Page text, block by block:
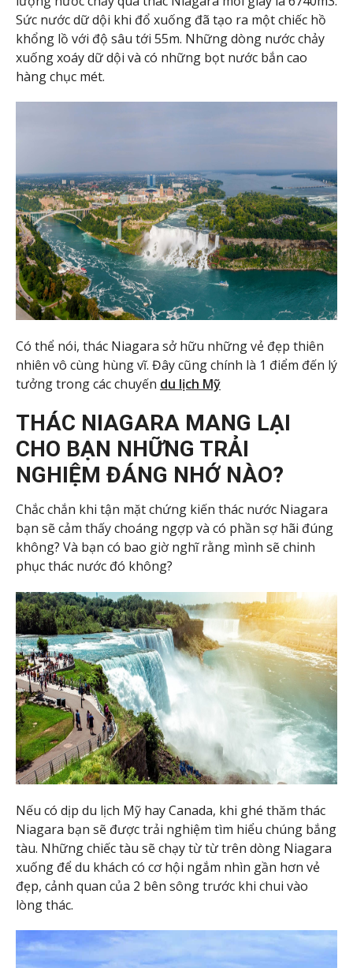
Sức nước dữ dội khi đổ xuống đã tạo ra một chiếc hồ
khổng lồ với độ sâu tới 55m. Những dòng nước chảy
xuống xoáy dữ dội và có những bọt nước bắn cao
hàng chục mét.
Có thể nói, thác Niagara sở hữu những vẻ đẹp thiên
nhiên vô cùng hùng vĩ. Đây cũng chính là 1 điểm đến lý
tưởng trong các chuyến du lịch Mỹ
THÁC NIAGARA MANG LẠI
CHO BẠN NHỮNG TRẢI
NGHIỆM ĐÁNG NHỚ NÀO?
Chắc chắn khi tận mặt chứng kiến thác nước Niagara
bạn sẽ cảm thấy choáng ngợp và có phần sợ hãi đúng
không? Và bạn có bao giờ nghĩ rằng mình sẽ chinh
phục thác nước đó không?
Nếu có dịp du lịch Mỹ hay Canada, khi ghé thăm thác
Niagara bạn sẽ được trải nghiệm tìm hiểu chúng bắng
tàu. Những chiếc tàu sẽ chạy từ từ trên dòng Niagara
xuống để du khách có cơ hội ngắm nhìn gần hơn vẻ
đẹp, cảnh quan của 2 bên sông trước khi chui vào
lòng thác.